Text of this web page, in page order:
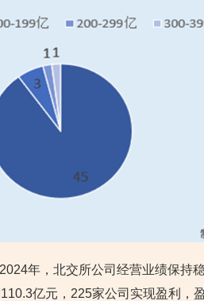
年，北交所公司经营业绩保持
亿元，225家公司实现盈利，